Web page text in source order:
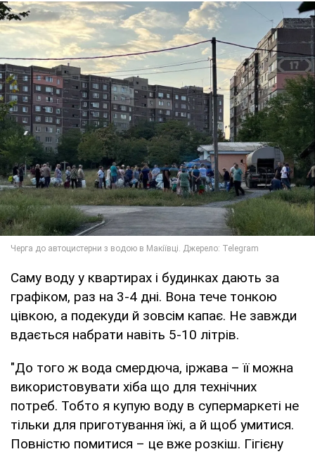
Саму воду у квартирах і будинках дають за
графіком, раз на 3-4 дні. Вона тече тонкою
цівкою, а подекуди й зовсім капає. Не завжди
вдається набрати навіть 5-10 літрів.
"До того ж вода смердюча, іржава – її можна
використовувати хіба що для технічних
потреб. Тобто я купую воду в супермаркеті не
тільки для приготування їжі, а й щоб умитися.
Повністю помитися – це вже розкіш. Гігієну